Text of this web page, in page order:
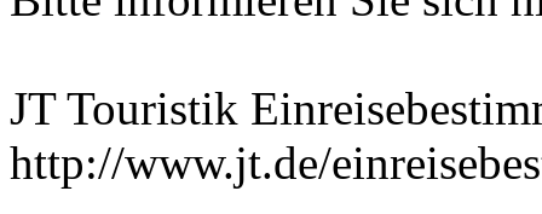
JT Touristik
http://www.jt.de/